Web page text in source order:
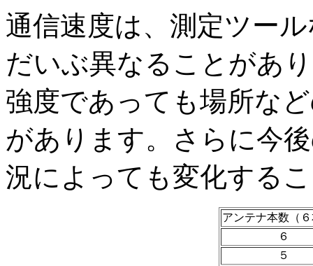
通信速度は、測定ツー
だいぶ異なることがあ
強度であっても場所な
があります。さらに今
況によっても変化する
アンテナ本数（
６
５